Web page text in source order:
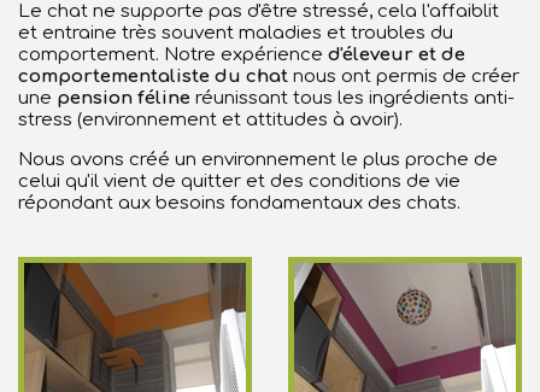
Le chat ne supporte pas d'être stressé, cela l'affaiblit
et entraine très souvent maladies et troubles du
comportement. Notre expérience d'éleveur et de
comportementaliste du chat nous ont permis de créer
une pension féline réunissant tous les ingrédients anti-
stress (environnement et attitudes à avoir).
Nous avons créé un environnement le plus proche de
celui qu'il vient de quitter et des conditions de vie
répondant aux besoins fondamentaux des chats.